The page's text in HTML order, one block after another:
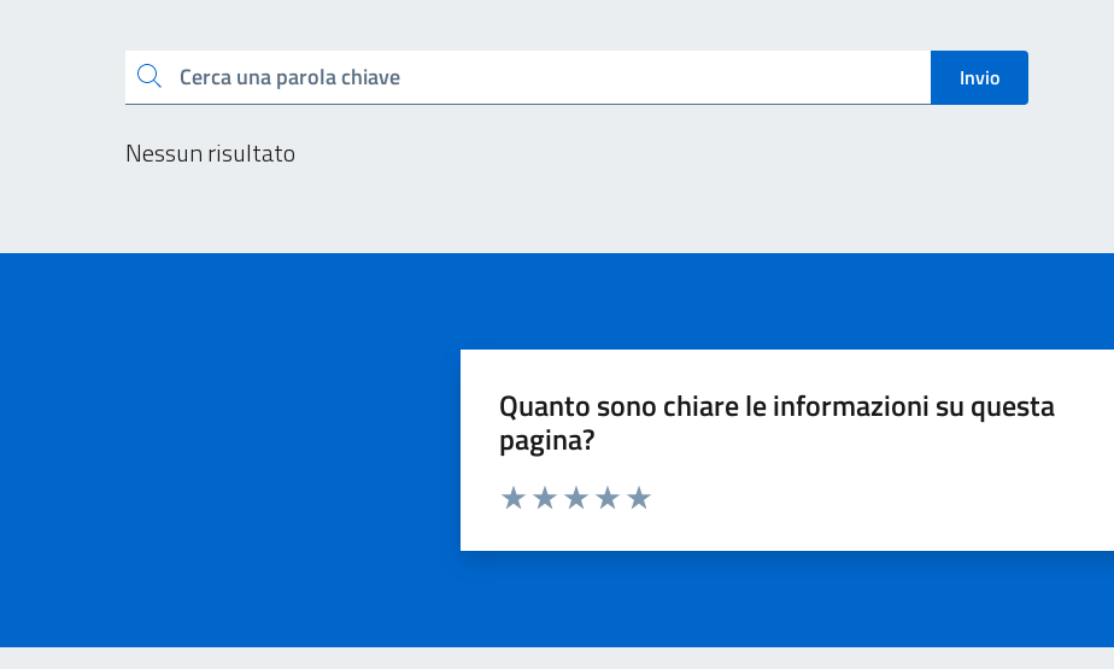
Cerca una parola chiave Invio
Nessun risultato
Quanto sono chiare le informazioni su questa
pagina?